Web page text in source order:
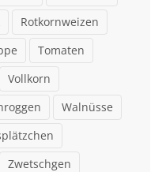
Rotkornweizen
Tomaten
Vollkorn
Walnüsse
Zwetschgen